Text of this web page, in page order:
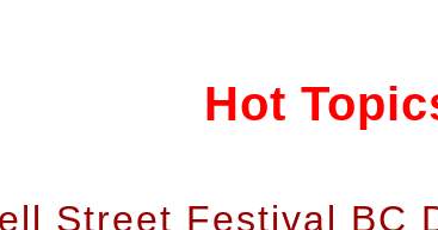
Hot
Street Festival BC